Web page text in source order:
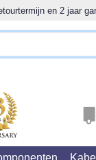
en 2 jaar
WIJ ZIJN VERHUISD